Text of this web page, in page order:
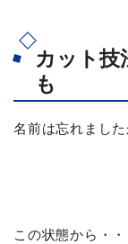
カット技
も
名前は忘れまし
この状態から・・